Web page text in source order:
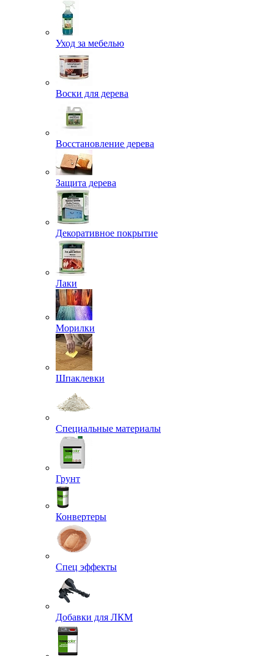
Уход за мебелью
Воски для дерева
Восстановление дерева
Защита дерева
Декоративное покрытие
Лаки
Морилки
Шпаклевки
Специальные материалы
Грунт
Конвертеры
Спец эффекты
Добавки для ЛКМ